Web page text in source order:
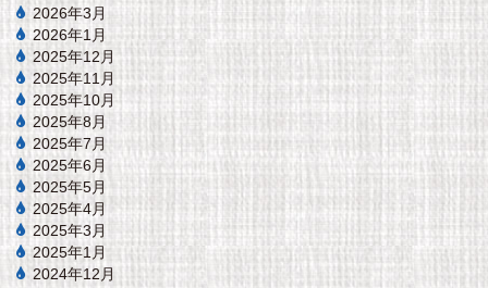
2026年3月
2026年1月
2025年12月
2025年11月
2025年10月
2025年8月
2025年7月
2025年6月
2025年5月
2025年4月
2025年3月
2025年1月
2024年12月